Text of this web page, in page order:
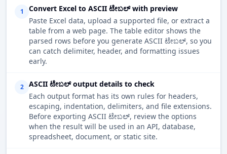
1
Convert Excel to ASCII ಟೇಬಲ್ with preview
Paste Excel data, upload a supported file, or extract a
table from a web page. The table editor shows the
parsed rows before you generate ASCII ಟೇಬಲ್, so you
can catch delimiter, header, and formatting issues
early.
2
ASCII ಟೇಬಲ್ output details to check
Each output format has its own rules for headers,
escaping, indentation, delimiters, and file extensions.
Before exporting ASCII ಟೇಬಲ್, review the options
when the result will be used in an API, database,
spreadsheet, document, or static site.